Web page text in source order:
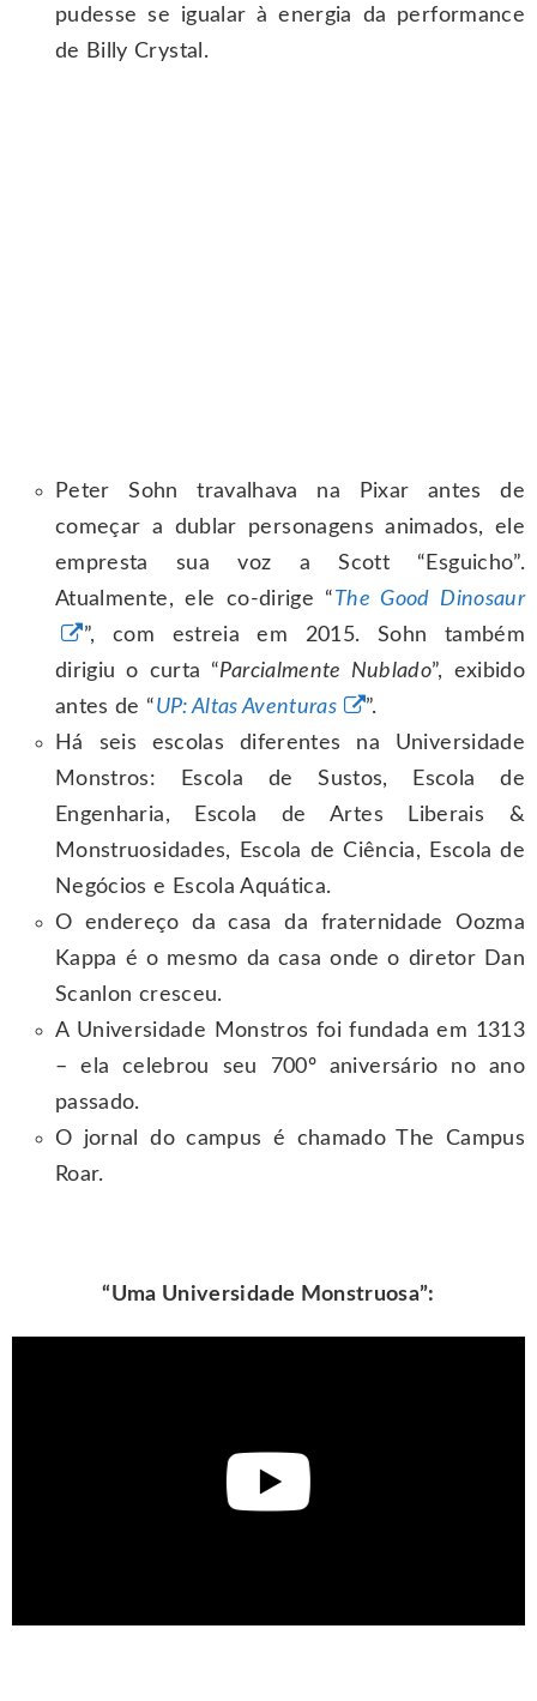
pudesse se igualar à energia da performance
de Billy Crystal.
Peter Sohn travalhava na Pixar antes de
começar a dublar personagens animados, ele
empresta sua voz a Scott “Esguicho”.
Atualmente, ele co-dirige “The Good Dinosaur
”, com estreia em 2015. Sohn também
dirigiu o curta “Parcialmente Nublado”, exibido
antes de “UP: Altas Aventuras
”.
Há seis escolas diferentes na Universidade
Monstros: Escola de Sustos, Escola de
Engenharia, Escola de Artes Liberais &
Monstruosidades, Escola de Ciência, Escola de
Negócios e Escola Aquática.
O endereço da casa da fraternidade Oozma
Kappa é o mesmo da casa onde o diretor Dan
Scanlon cresceu.
A Universidade Monstros foi fundada em 1313
– ela celebrou seu 700º aniversário no ano
passado.
O jornal do campus é chamado The Campus
Roar.
“Uma Universidade Monstruosa”: